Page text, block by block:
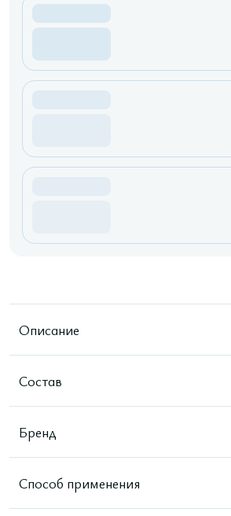
Описание
Состав
Бренд
Способ применения